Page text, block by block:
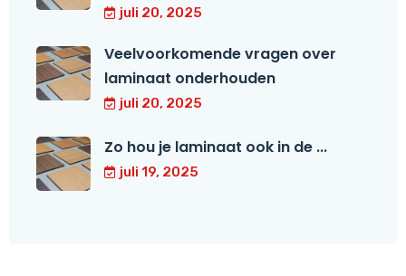
juli 20, 2025
Veelvoorkomende vragen over
laminaat onderhouden
juli 20, 2025
Zo hou je laminaat ook in de ...
juli 19, 2025